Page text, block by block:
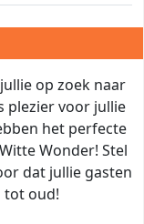
op zoek naar
plezier voor jullie
het perfecte
Wonder! Stel
dat jullie gasten
tot oud!